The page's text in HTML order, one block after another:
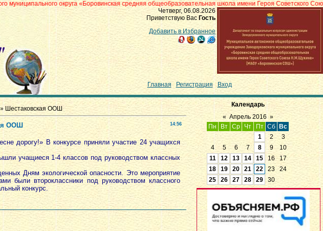
округа «Боровинская средняя общеобразовательная школа имени Героя Советского Союза
Четверг, 06.08.2026
Приветствую Вас Гость
Добавить в Избранное
Главная Регистрация Вход
Шестаковская ООШ
14:56
ООШ
дорогу!» В конкурсе приняли участие 24 учащихся
учащиеся 1-4 классов под руководством классных
Дням экологической опасности. Это мероприятие
были второклассники под руководством классного
конкурс.
Календарь
« Апрель 2016 »
Пн
Вт Ср Чт Пт Сб
Вс
1
2
3
4
5 6 7 8 9
10
11
12 13 14 15 16
17
18
19 20 21 22 23
24
25
26 27 28 29 30